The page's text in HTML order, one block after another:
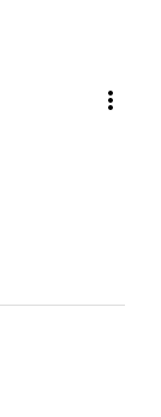
more_vert